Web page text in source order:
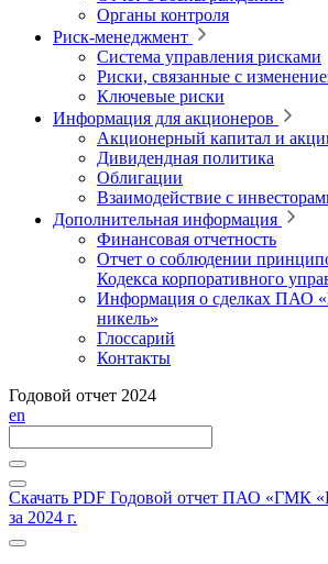
Органы контроля
Риск-менеджмент
Система управления рисками
Риски, связанные с
Ключевые риски
Информация для акционеров
Акционерный капитал и
Дивидендная политика
Облигации
Взаимодействие с
Дополнительная информация
Финансовая отчетность
Отчет о соблюдении
Кодекса корпоративного
Информация о сделках ПАО
никель»
Глоссарий
Контакты
Годовой отчет 2024
en
Скачать PDF Годовой отчет ПАО «ГМК
за 2024 г.